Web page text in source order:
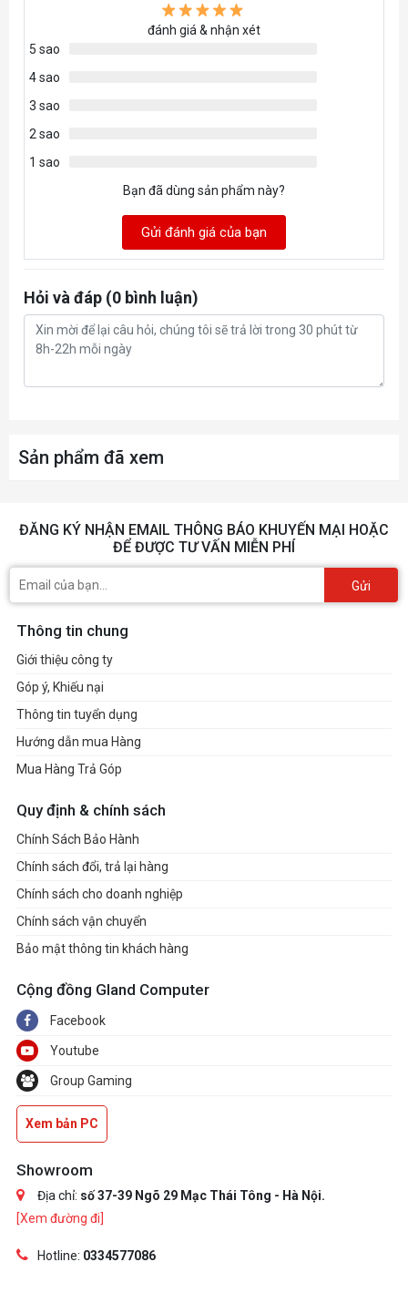
đánh giá & nhận xét
5 sao
4 sao
3 sao
2 sao
1 sao
Bạn đã dùng sản phẩm này?
Gửi đánh giá của bạn
Hỏi và đáp (0 bình luận)
Sản phẩm đã xem
ĐĂNG KÝ NHẬN EMAIL THÔNG BÁO KHUYẾN MẠI HOẶC
ĐỂ ĐƯỢC TƯ VẤN MIỄN PHÍ
Gửi
Thông tin chung
Giới thiệu công ty
Góp ý, Khiếu nại
Thông tin tuyển dụng
Hướng dẫn mua Hàng
Mua Hàng Trả Góp
Quy định & chính sách
Chính Sách Bảo Hành
Chính sách đổi, trả lại hàng
Chính sách cho doanh nghiệp
Chính sách vận chuyển
Bảo mật thông tin khách hàng
Cộng đồng Gland Computer
Facebook
Youtube
Group Gaming
Xem bản PC
Showroom
Địa chỉ: số 37-39 Ngõ 29 Mạc Thái Tông - Hà Nội.
[Xem đường đi]
Hotline: 0334577086